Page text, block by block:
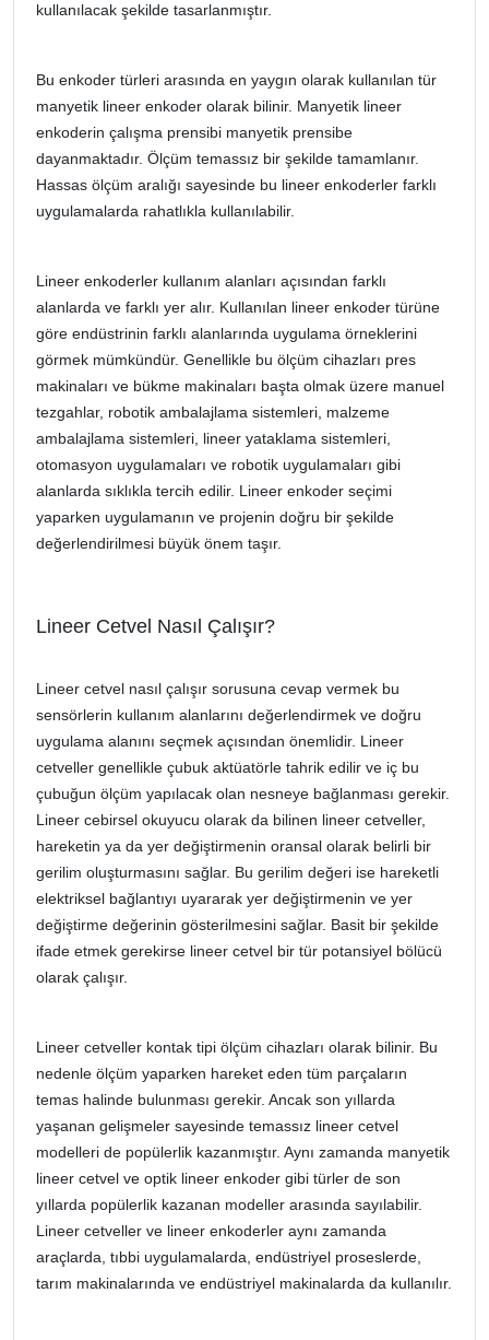
kullanılacak şekilde tasarlanmıştır.
Bu enkoder türleri arasında en yaygın olarak kullanılan tür
manyetik lineer enkoder olarak bilinir. Manyetik lineer
enkoderin çalışma prensibi manyetik prensibe
dayanmaktadır. Ölçüm temassız bir şekilde tamamlanır.
Hassas ölçüm aralığı sayesinde bu lineer enkoderler farklı
uygulamalarda rahatlıkla kullanılabilir.
Lineer enkoderler kullanım alanları açısından farklı
alanlarda ve farklı yer alır. Kullanılan lineer enkoder türüne
göre endüstrinin farklı alanlarında uygulama örneklerini
görmek mümkündür. Genellikle bu ölçüm cihazları pres
makinaları ve bükme makinaları başta olmak üzere manuel
tezgahlar, robotik ambalajlama sistemleri, malzeme
ambalajlama sistemleri, lineer yataklama sistemleri,
otomasyon uygulamaları ve robotik uygulamaları gibi
alanlarda sıklıkla tercih edilir. Lineer enkoder seçimi
yaparken uygulamanın ve projenin doğru bir şekilde
değerlendirilmesi büyük önem taşır.
Lineer Cetvel Nasıl Çalışır?
Lineer cetvel nasıl çalışır sorusuna cevap vermek bu
sensörlerin kullanım alanlarını değerlendirmek ve doğru
uygulama alanını seçmek açısından önemlidir. Lineer
cetveller genellikle çubuk aktüatörle tahrik edilir ve iç bu
çubuğun ölçüm yapılacak olan nesneye bağlanması gerekir.
Lineer cebirsel okuyucu olarak da bilinen lineer cetveller,
hareketin ya da yer değiştirmenin oransal olarak belirli bir
gerilim oluşturmasını sağlar. Bu gerilim değeri ise hareketli
elektriksel bağlantıyı uyararak yer değiştirmenin ve yer
değiştirme değerinin gösterilmesini sağlar. Basit bir şekilde
ifade etmek gerekirse lineer cetvel bir tür potansiyel bölücü
olarak çalışır.
Lineer cetveller kontak tipi ölçüm cihazları olarak bilinir. Bu
nedenle ölçüm yaparken hareket eden tüm parçaların
temas halinde bulunması gerekir. Ancak son yıllarda
yaşanan gelişmeler sayesinde temassız lineer cetvel
modelleri de popülerlik kazanmıştır. Aynı zamanda manyetik
lineer cetvel ve optik lineer enkoder gibi türler de son
yıllarda popülerlik kazanan modeller arasında sayılabilir.
Lineer cetveller ve lineer enkoderler aynı zamanda
araçlarda, tıbbi uygulamalarda, endüstriyel proseslerde,
tarım makinalarında ve endüstriyel makinalarda da kullanılır.